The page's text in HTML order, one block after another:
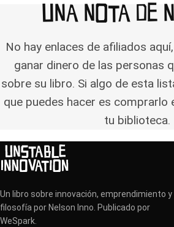
UNA NOTA DE
No hay enlaces de afiliados
ganar dinero de las personas
sobre su libro. Si algo de esta
que puedes hacer es comprarlo
tu biblioteca.
Un libro sobre innovación, emprendimiento y
filosofía por Nelson Inno. Publicado por
WeSpark.